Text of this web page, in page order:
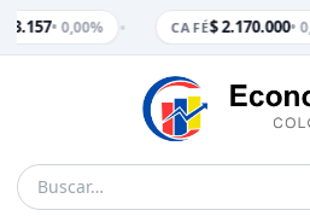
3.157• 0,00% CAFÉ$ 2.170.000•